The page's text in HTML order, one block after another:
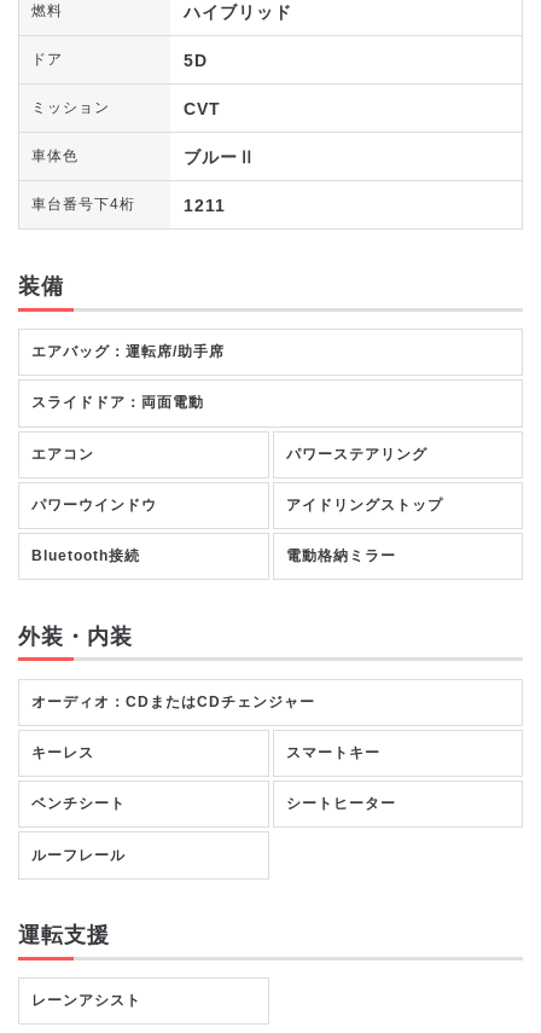
燃料 ハイブリッド
ドア 5D
ミッション CVT
車体色 ブルーⅡ
車台番号下4桁 1211
装備
エアバッグ：運転席/助手席
スライドドア：両面電動
エアコン パワーステアリング
パワーウインドウ アイドリングストップ
Bluetooth接続 電動格納ミラー
外装・内装
オーディオ：CDまたはCDチェンジャー
キーレス スマートキー
ベンチシート シートヒーター
ルーフレール
運転支援
レーンアシスト